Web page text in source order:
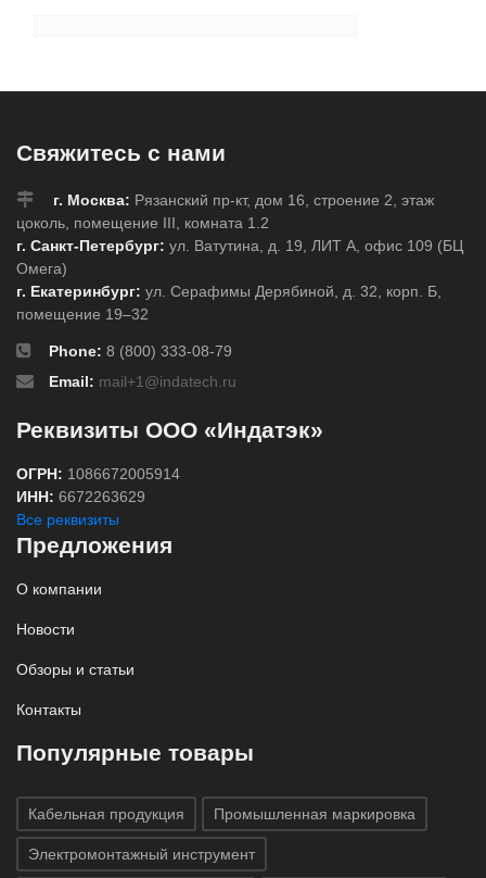
Свяжитесь с нами
г. Москва: Рязанский пр-кт, дом 16, строение 2, этаж
цоколь, помещение III, комната 1.2
г. Санкт-Петербург: ул. Ватутина, д. 19, ЛИТ А, офис 109 (БЦ
Омега)
г. Екатеринбург: ул. Серафимы Дерябиной, д. 32, корп. Б,
помещение 19–32
Phone: 8 (800) 333-08-79
Email: mail+1@indatech.ru
Реквизиты ООО «Индатэк»
ОГРН: 1086672005914
ИНН: 6672263629
Все реквизиты
Предложения
О компании
Новости
Обзоры и статьи
Контакты
Популярные товары
Кабельная продукция Промышленная маркировка
Электромонтажный инструмент